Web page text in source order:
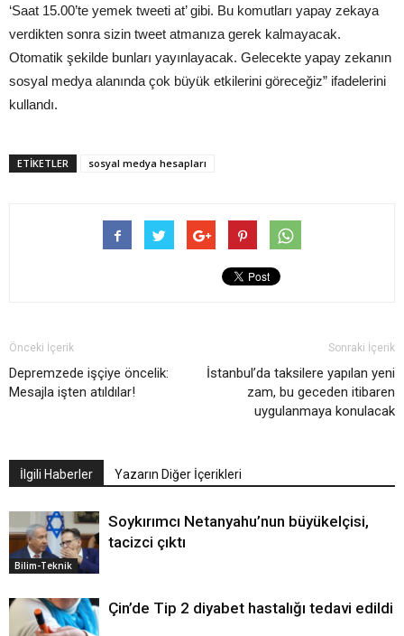
‘Saat 15.00’te yemek tweeti at’ gibi. Bu komutları yapay zekaya
verdikten sonra sizin tweet atmanıza gerek kalmayacak.
Otomatik şekilde bunları yayınlayacak. Gelecekte yapay zekanın
sosyal medya alanında çok büyük etkilerini göreceğiz” ifadelerini
kullandı.
ETIKETLER sosyal medya hesapları
Önceki İçerik
Depremzede işçiye öncelik:
Mesajla işten atıldılar!
Sonraki İçerik
İstanbul’da taksilere yapılan yeni
zam, bu geceden itibaren
uygulanmaya konulacak
İlgili Haberler Yazarın Diğer İçerikleri
Bilim-Teknik
Soykırımcı Netanyahu’nun büyükelçisi,
tacizci çıktı
Çin’de Tip 2 diyabet hastalığı tedavi edildi